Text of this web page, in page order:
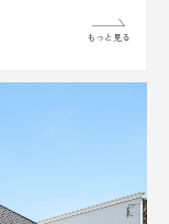
もっと見る